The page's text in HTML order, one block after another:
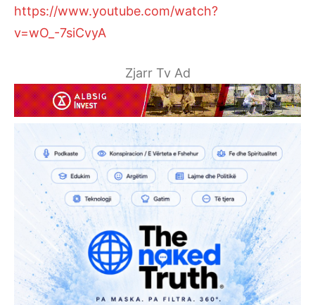
https://www.youtube.com/watch?
v=wO_-7siCvyA
Zjarr Tv Ad